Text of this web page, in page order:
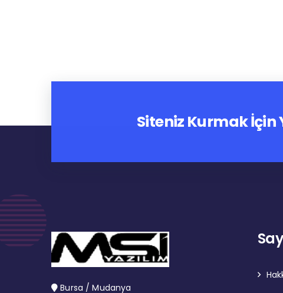
Siteniz Kurmak İçin
Bursa / Mudanya